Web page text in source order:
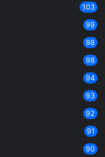
103
99
98
98
94
93
92
91
90